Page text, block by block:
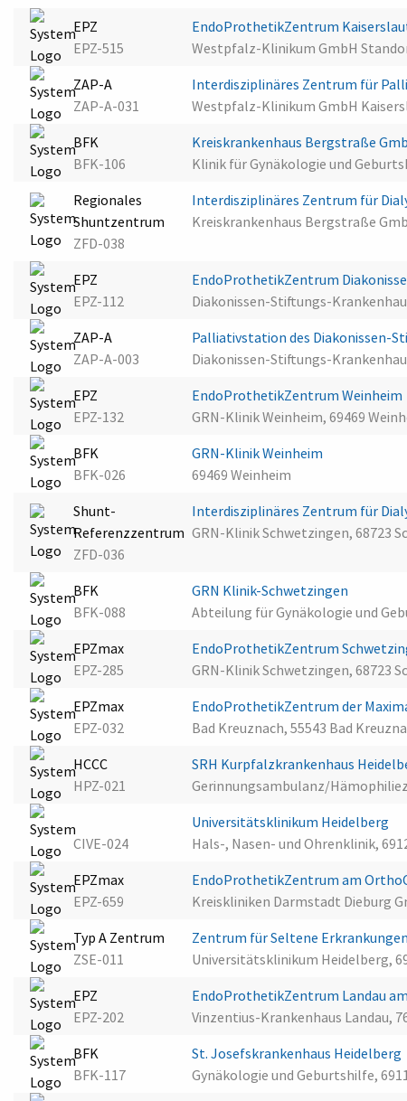
EPZ
EPZ-515
EndoProthetikZentrum
Westpfalz-Klinikum GmbH
ZAP-A
ZAP-A-031
Interdisziplinäres Zentrum für
Westpfalz-Klinikum GmbH
BFK
BFK-106
Kreiskrankenhaus Bergstraße
Klinik für Gynäkologie und
Regionales
Shuntzentrum
ZFD-038
Interdisziplinäres Zentrum für
Kreiskrankenhaus Bergstraße
EPZ
EPZ-112
EndoProthetikZentrum
Diakonissen-Stiftungs-
ZAP-A
ZAP-A-003
Palliativstation des Diakonissen-
Diakonissen-Stiftungs-
EPZ
EPZ-132
EndoProthetikZentrum Weinheim
GRN-Klinik Weinheim, 69469
BFK
BFK-026
GRN-Klinik Weinheim
69469 Weinheim
Shunt-
Referenzzentrum
ZFD-036
Interdisziplinäres Zentrum für
GRN-Klinik Schwetzingen, 68723
BFK
BFK-088
GRN Klinik-Schwetzingen
Abteilung für Gynäkologie und
EPZmax
EPZ-285
EndoProthetikZentrum
GRN-Klinik Schwetzingen, 68723
EPZmax
EPZ-032
EndoProthetikZentrum der
Bad Kreuznach, 55543 Bad
HCCC
HPZ-021
SRH Kurpfalzkrankenhaus
Gerinnungsambulanz/
CIVE-024
Universitätsklinikum Heidelberg
Hals-, Nasen- und Ohrenklinik,
EPZmax
EPZ-659
EndoProthetikZentrum am
Kreiskliniken Darmstadt Dieburg
Typ A Zentrum
ZSE-011
Zentrum für Seltene
Universitätsklinikum Heidelberg,
EPZ
EPZ-202
EndoProthetikZentrum Landau
Vinzentius-Krankenhaus Landau,
BFK
BFK-117
St. Josefskrankenhaus Heidelberg
Gynäkologie und Geburtshilfe,